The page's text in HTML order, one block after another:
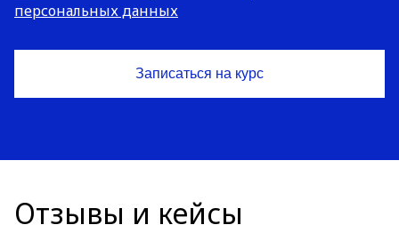
персональных данных
Отзывы и кейсы